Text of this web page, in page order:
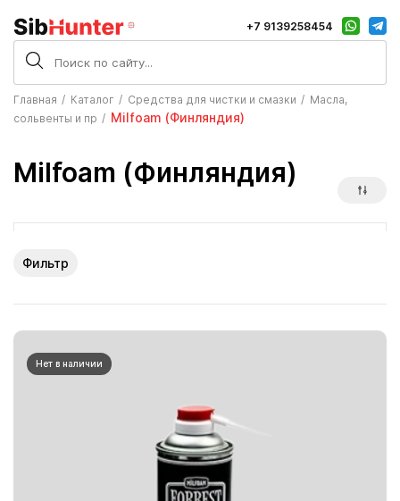
+7 9139258454
Главная Каталог Средства для чистки и смазки
Масла,
сольвенты и пр
Milfoam (Финляндия)
Milfoam (Финляндия)
Фильтр
Нет в наличии